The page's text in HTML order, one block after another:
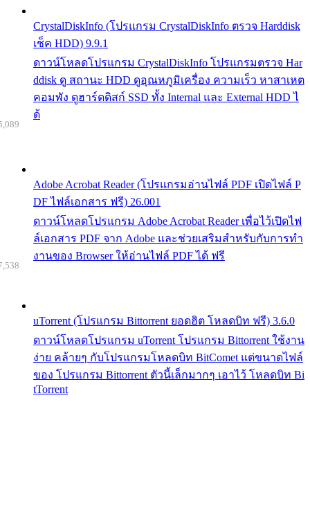
CrystalDiskInfo (โปรแกรม CrystalDiskInfo ตรวจ Harddisk
เช็ค HDD) 9.9.1
ดาวน์โหลดโปรแกรม CrystalDiskInfo โปรแกรมตรวจ Har
ddisk ดู สถานะ HDD ดูอุณหภูมิเครื่อง ความเร็ว หาสาเหต
คอมพัง ดูฮาร์ดดิสก์ SSD ทั้ง Internal และ External HDD ไ
ด้
Adobe Acrobat Reader (โปรแกรมอ่านไฟล์ PDF เปิดไฟล์ P
DF ไฟล์เอกสาร ฟรี) 26.001
ดาวน์โหลดโปรแกรม Adobe Acrobat Reader เพื่อไว้เปิดไฟ
ล์เอกสาร PDF จาก Adobe และช่วยเสริมสำหรับกับการทำ
งานของ Browser ให้อ่านไฟล์ PDF ได้ ฟรี
uTorrent (โปรแกรม Bittorrent ยอดฮิต โหลดบิท ฟรี) 3.6.0
ดาวน์โหลดโปรแกรม uTorrent โปรแกรม Bittorrent ใช้งาน
ง่าย คล้ายๆ กับโปรแกรมโหลดบิท BitComet แต่ขนาดไฟล์
ของ โปรแกรม Bittorrent ตัวนี้เล็กมากๆ เอาไว้ โหลดบิท Bi
tTorrent